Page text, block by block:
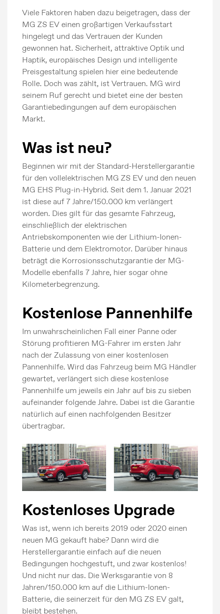
Viele Faktoren haben dazu beigetragen, dass der
MG ZS EV einen großartigen Verkaufsstart
hingelegt und das Vertrauen der Kunden
gewonnen hat. Sicherheit, attraktive Optik und
Haptik, europäisches Design und intelligente
Preisgestaltung spielen hier eine bedeutende
Rolle. Doch was zählt, ist Vertrauen. MG wird
seinem Ruf gerecht und bietet eine der besten
Garantiebedingungen auf dem europäischen
Markt.
Was ist neu?
Beginnen wir mit der Standard-Herstellergarantie
für den vollelektrischen MG ZS EV und den neuen
MG EHS Plug-in-Hybrid. Seit dem 1. Januar 2021
ist diese auf 7 Jahre/150.000 km verlängert
worden. Dies gilt für das gesamte Fahrzeug,
einschließlich der elektrischen
Antriebskomponenten wie der Lithium-Ionen-
Batterie und dem Elektromotor. Darüber hinaus
beträgt die Korrosionsschutzgarantie der MG-
Modelle ebenfalls 7 Jahre, hier sogar ohne
Kilometerbegrenzung.
Kostenlose Pannenhilfe
Im unwahrscheinlichen Fall einer Panne oder
Störung profitieren MG-Fahrer im ersten Jahr
nach der Zulassung von einer kostenlosen
Pannenhilfe. Wird das Fahrzeug beim MG Händler
gewartet, verlängert sich diese kostenlose
Pannenhilfe um jeweils ein Jahr auf bis zu sieben
aufeinander folgende Jahre. Dabei ist die Garantie
natürlich auf einen nachfolgenden Besitzer
übertragbar.
Kostenloses Upgrade
Was ist, wenn ich bereits 2019 oder 2020 einen
neuen MG gekauft habe? Dann wird die
Herstellergarantie einfach auf die neuen
Bedingungen hochgestuft, und zwar kostenlos!
Und nicht nur das. Die Werksgarantie von 8
Jahren/150.000 km auf die Lithium-Ionen-
Batterie, die seinerzeit für den MG ZS EV galt,
bleibt bestehen.